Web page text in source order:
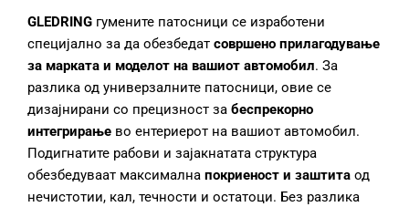
GLEDRING гумените патосници се изработени
специјално за да обезбедат совршено прилагодување
за марката и моделот на вашиот автомобил. За
разлика од универзалните патосници, овие се
дизајнирани со прецизност за беспрекорно
интегрирање во ентериерот на вашиот автомобил.
Подигнатите рабови и зајакнатата структура
обезбедуваат максимална покриеност и заштита од
нечистотии, кал, течности и остатоци. Без разлика